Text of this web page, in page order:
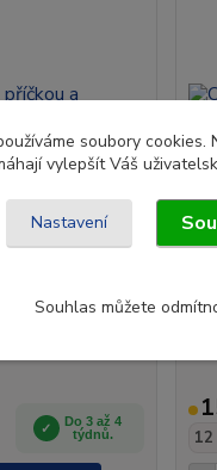
a
Do 3 až 4
týdnů.
soubory
vylepšít Váš
Nastavení
Souhlas můžete